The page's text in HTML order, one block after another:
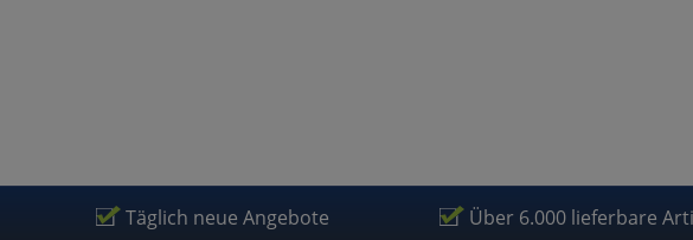
Täglich neue Angebote Über 6.000 lieferbare